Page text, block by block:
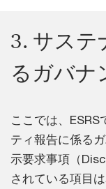
3. サステ
るガバナ
ここでは、ESRS
ティ報告に係る
示要求事項（
されている項目